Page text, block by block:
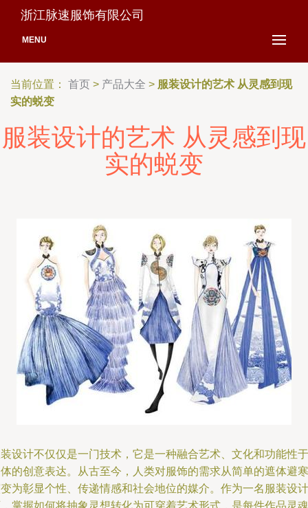
浙江脉速服饰有限公司
MENU
当前位置： 首页 > 产品大全 > 服装设计的艺术 从灵感到现
实的蜕变
服装设计的艺术 从灵感到现
实的蜕变
设计不仅仅是一门技术，它是一种融合艺术、文化和功能性于
的创意表达。从古至今，人类对服饰的需求从简单的遮体避寒
为彰显个性、传递情感和社会地位的媒介。作为一名服装设计
掌握如何将抽象灵想转化为可穿着艺术形式，是每件作品灵魂